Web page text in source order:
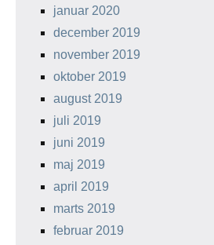
januar 2020
december 2019
november 2019
oktober 2019
august 2019
juli 2019
juni 2019
maj 2019
april 2019
marts 2019
februar 2019